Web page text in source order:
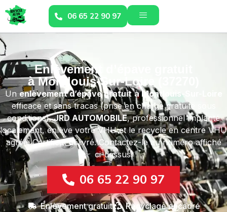
06 65 22 90 97
Enlèvement d’épave gratuit
à Montlouis-Sur-Loire (37270)
Unenlèvement d’épave gratuit à Montlouis-Sur-Loire
efficace et sans tracas (prise en charge gratuite sous
conditions).JRD AUTOMOBILE, professionnel implanté
localement, enlève votre VHU et le recycle en centre VHU
agréé. Certificat délivré. Contactez-le au numéro affiché
ci-dessus.
06 65 22 90 97
Enlèvement gratuit
Recyclage encadré